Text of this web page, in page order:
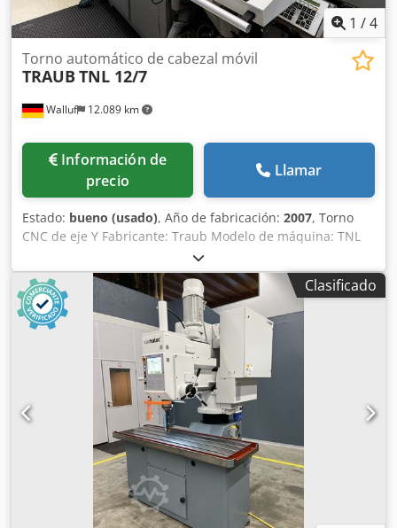
1 /4
Walluf 12.089 km
Torno automático de cabezal móvil
TRAUB TNL 12/7
Información de
precio
Llamar
Estado: bueno (usado), Año de fabricación: 2007, Torno
CNC de eje Y Fabricante: Traub Modelo de máquina: TNL
12 Control: Traub Año de fabricación: 2007 DATOS
TÉCNICOS Cabezal - Diámetro máximo de la barra (mm):
12,7 - Calidad del material redondo (DIN 671) (mm): Ø Xh9 -
Velocidad máxima: (rpm): 12.000 Longitud máxima de
torneado / recorrido del cabezal - Con guía fija (mm): 130 -
Con guía giratoria (mm): 80 - Con guía programable (mm):
80 Resolución del eje C (grados): 0,001 Velocidad rápida Z1
(m/min): 30 Portaherramientas 1 - Recorrido del carro X1
(mm): 35 - Recorrido del carro Y1 (mm): 38 (-10 +28) -
Velocidad rápida X1 / Y1 (m/min): 15 - Tiempo de cambio
de herramienta (s): 0,3 Portaherramientas 2 - Recorrido del
carro X2 (mm): 35 - Recorrido del carro Z2 (mm): 50 -
Velocidad rápida X2/Z2 (m/min): 15 - Tiempo de cambio de
herramienta (s): 0,3 Accionamiento de la herramienta para
los portaherramientas 1 y 2 - Velocidad máxima: (rpm):
Clasificado